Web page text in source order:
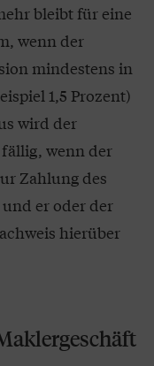
bleibt für eine
wenn der
mindestens in
1,5 Prozent)
wird der
wenn der
Zahlung des
er oder der
hierüber